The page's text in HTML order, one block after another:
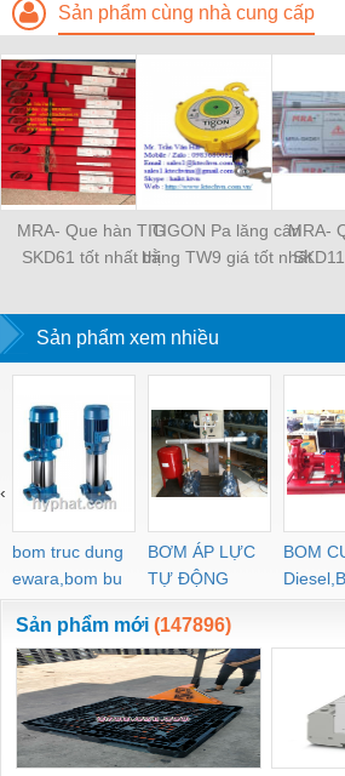
Sản phẩm cùng nhà cung cấp
MRA- Que hàn TIG
SKD61 tốt nhất thị
TIGON Pa lăng cân
bằng TW9 giá tốt nhất
MRA-
Sản phẩm xem nhiều
bom truc dung
ewara,bom bu
ewara
BƠM ÁP LỰC
TỰ ĐỘNG
BOM
CHUA
‹
Sản phẩm mới (147896)